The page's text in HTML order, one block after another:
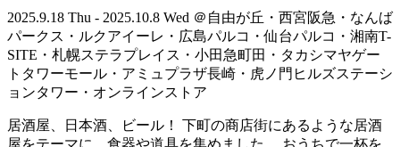
2025.9.18 Thu - 2025.10.8 Wed ＠自由が丘・西宮阪急・なんば
パークス・ルクアイーレ・広島パルコ・仙台パルコ・湘南T-
SITE・札幌ステラプレイス・小田急町田・タカシマヤゲー
トタワーモール・アミュプラザ長崎・虎ノ門ヒルズステーシ
ョンタワー・オンラインストア
居酒屋、日本酒、ビール！ 下町の商店街にあるような居酒
屋をテーマに、食器や道具を集めました。 おうちで一杯を